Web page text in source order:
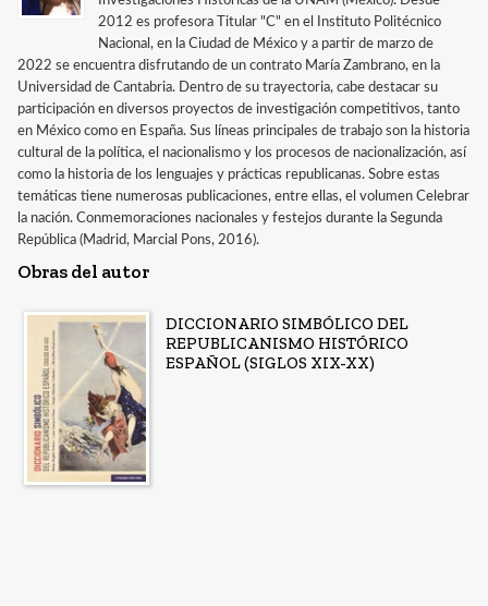
2012 es profesora Titular "C" en el Instituto Politécnico
Nacional, en la Ciudad de México y a partir de marzo de
2022 se encuentra disfrutando de un contrato María Zambrano, en la
Universidad de Cantabria. Dentro de su trayectoria, cabe destacar su
participación en diversos proyectos de investigación competitivos, tanto
en México como en España. Sus líneas principales de trabajo son la historia
cultural de la política, el nacionalismo y los procesos de nacionalización, así
como la historia de los lenguajes y prácticas republicanas. Sobre estas
temáticas tiene numerosas publicaciones, entre ellas, el volumen Celebrar
la nación. Conmemoraciones nacionales y festejos durante la Segunda
República (Madrid, Marcial Pons, 2016).
Obras del autor
DICCIONARIO SIMBÓLICO DEL
REPUBLICANISMO HISTÓRICO
ESPAÑOL (SIGLOS XIX-XX)